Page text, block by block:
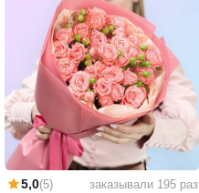
5,0(5) заказывали 195 раз